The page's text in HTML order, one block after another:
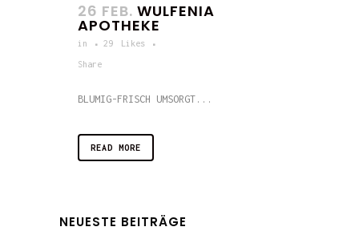
26 FEB. WULFENIA
APOTHEKE
in 29 Likes
Share
BLUMIG-FRISCH UMSORGT...
READ MORE
NEUESTE BEITRÄGE